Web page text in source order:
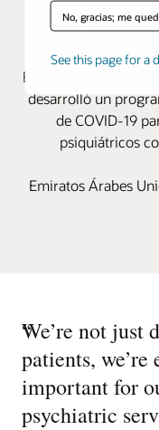
No, gracias; me
See this page for
Emirates Health
desarrolló un
de COVID-19
psiquiátricos
Emiratos Árabes
“
We’re not just
patients,
important for
psychiatric